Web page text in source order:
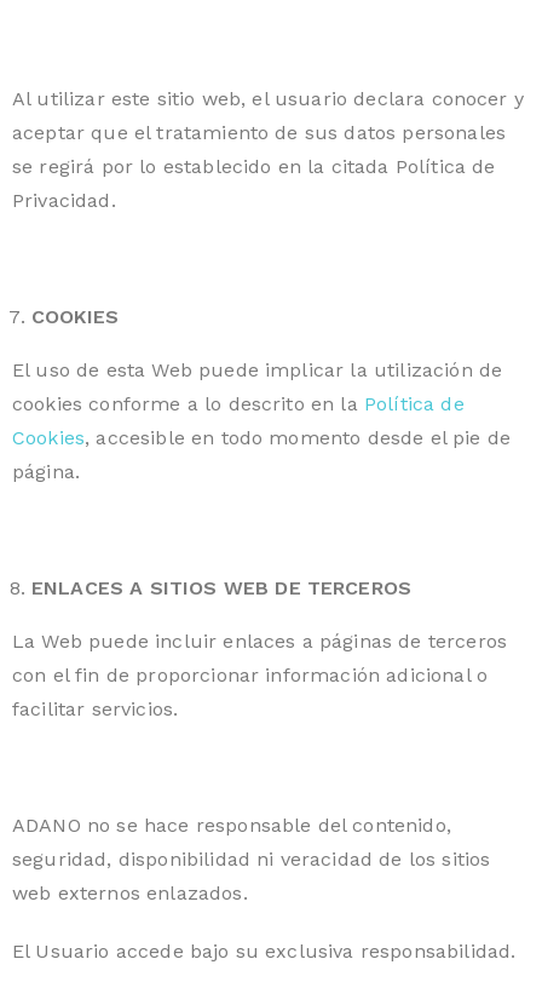
Al utilizar este sitio web, el usuario declara conocer y
aceptar que el tratamiento de sus datos personales
se regirá por lo establecido en la citada Política de
Privacidad.
COOKIES
El uso de esta Web puede implicar la utilización de
cookies conforme a lo descrito en la Política de
Cookies, accesible en todo momento desde el pie de
página.
ENLACES A SITIOS WEB DE TERCEROS
La Web puede incluir enlaces a páginas de terceros
con el fin de proporcionar información adicional o
facilitar servicios.
ADANO no se hace responsable del contenido,
seguridad, disponibilidad ni veracidad de los sitios
web externos enlazados.
El Usuario accede bajo su exclusiva responsabilidad.